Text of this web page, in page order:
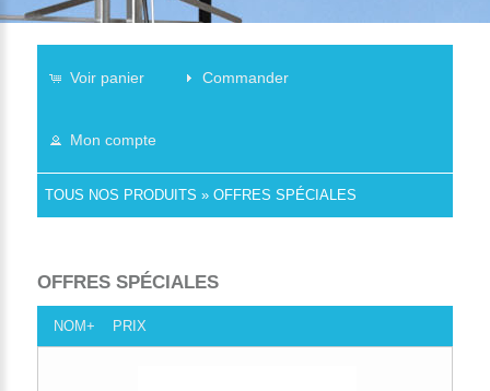
Voir panier Commander
Mon compte
TOUS NOS PRODUITS » OFFRES SPÉCIALES
OFFRES SPÉCIALES
NOM+ PRIX